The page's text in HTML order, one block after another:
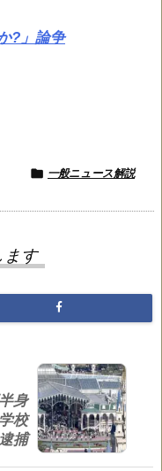
?」論争
 一般ニュース解説
ます
身
校
捕